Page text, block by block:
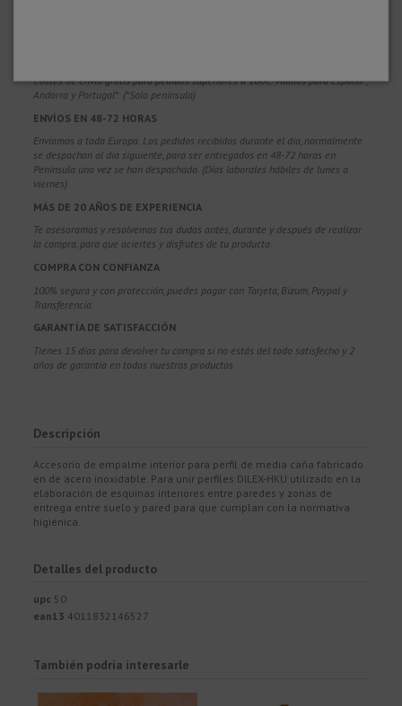
Costes de envío gratis para pedidos superiores a 100€. Válidos para España*,
Andorra y Portugal*. (*Solo península)
ENVÍOS EN 48-72 HORAS
Enviamos a toda Europa. Los pedidos recibidos durante el día, normalmente
se despachan al día siguiente, para ser entregados en 48-72 horas en
Península una vez se han despachado. (Días laborales hábiles de lunes a
viernes)
MÁS DE 20 AÑOS DE EXPERIENCIA
Te asesoramos y resolvemos tus dudas antes, durante y después de realizar
la compra, para que aciertes y disfrutes de tu producto.
COMPRA CON CONFIANZA
100% segura y con protección, puedes pagar con Tarjeta, Bizum, Paypal y
Transferencia.
GARANTÍA DE SATISFACCIÓN
Tienes 15 días para devolver tu compra si no estás del todo satisfecho y 2
años de garantía en todos nuestros productos.
Descripción
Accesorio de empalme interior para perfil de media caña fabricado
en de acero inoxidable. Para unir perfiles DILEX-HKU utilizado en la
elaboración de esquinas interiores entre paredes y zonas de
entrega entre suelo y pared para que cumplan con la normativa
higiénica.
Detalles del producto
upc 50
ean13 4011832146527
También podría interesarle